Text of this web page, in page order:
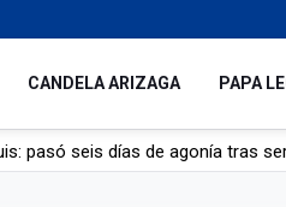
CANDELA ARIZAGA PAPA
pasó seis días de agonía tras